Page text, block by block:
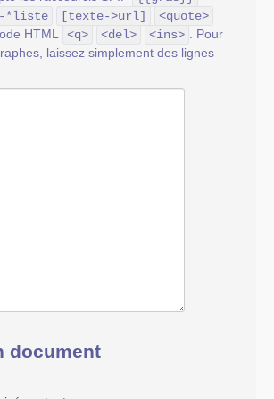
-*liste [texte->url]
<quote>
HTML <q> <del> <ins>
. Pour
laissez simplement des lignes
document